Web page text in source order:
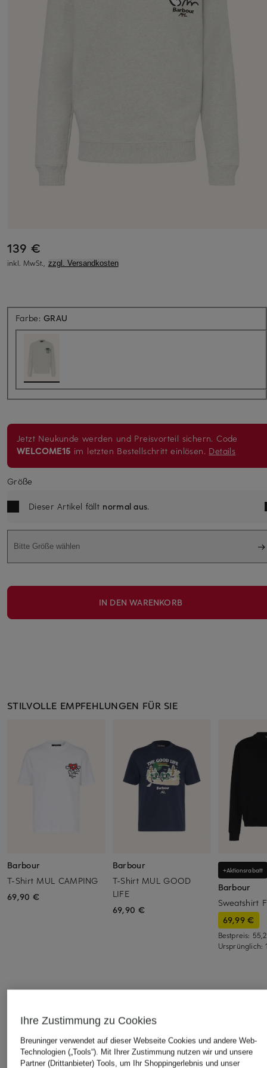
139 €
inkl. MwSt., zzgl. Versandkosten
Farbe:GRAU
Jetzt Neukunde werden und Preisvorteil sichern. Code
WELCOME15 im letzten Bestellschritt einlösen. Details
Größe
Dieser Artikel fällt normal aus.
Bitte Größe wählen
IN DEN WARENKORB
STILVOLLE EMPFEHLUNGEN FÜR SIE
Barbour
T-Shirt MUL CAMPING
69,90 €
Barbour
T-Shirt MUL GOOD
LIFE
69,90 €
+Aktionsrabatt
Barbour
Sweatshirt
69,99 €
Bestpreis:
Ursprünglich:
Ihre Zustimmung zu Cookies
Breuninger verwendet auf dieser Webseite Cookies und andere Web-
Technologien („Tools“). Mit Ihrer Zustimmung nutzen wir und unsere
Partner (Drittanbieter) Tools, um Ihr Shoppingerlebnis und unser